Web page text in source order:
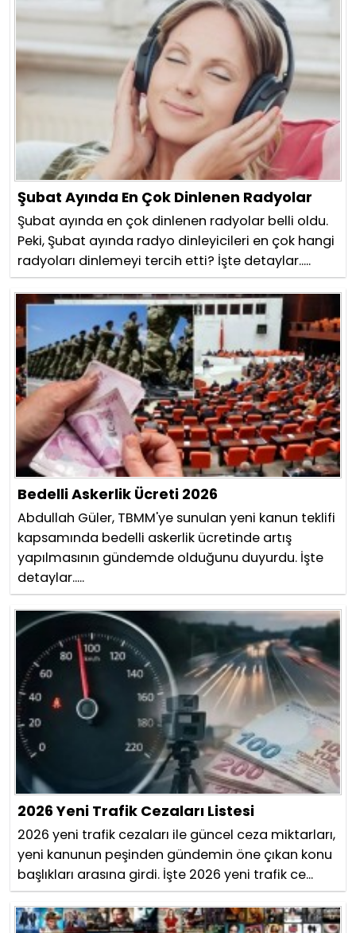
Şubat Ayında En Çok Dinlenen Radyolar
Şubat ayında en çok dinlenen radyolar belli oldu.
Peki, Şubat ayında radyo dinleyicileri en çok hangi
radyoları dinlemeyi tercih etti? İşte detaylar.....
Bedelli Askerlik Ücreti 2026
Abdullah Güler, TBMM'ye sunulan yeni kanun teklifi
kapsamında bedelli askerlik ücretinde artış
yapılmasının gündemde olduğunu duyurdu. İşte
detaylar.....
2026 Yeni Trafik Cezaları Listesi
2026 yeni trafik cezaları ile güncel ceza miktarları,
yeni kanunun peşinden gündemin öne çıkan konu
başlıkları arasına girdi. İşte 2026 yeni trafik ce...